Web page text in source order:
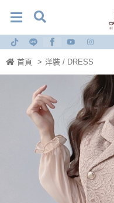
首頁 > 洋裝 / DRESS